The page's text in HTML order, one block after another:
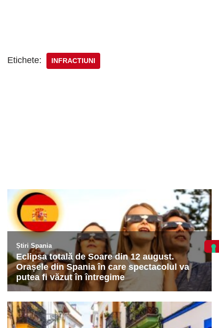
Etichete: INFRACTIUNI